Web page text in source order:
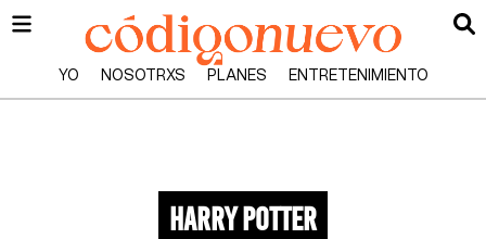
YO NOSOTRXS PLANES ENTRETENIMIENTO
Harry Potter